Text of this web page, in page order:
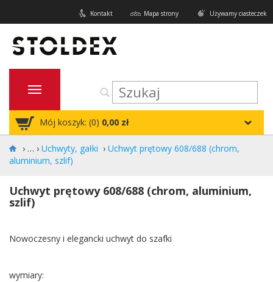
Używamy ciasteczek
Mapa strony
Kontakt
Mój koszyk: (0) 0,00 zł
› Uchwyty, gałki › Uchwyt prętowy 608/688 (chrom,
aluminium, szlif)
Uchwyt prętowy 608/688 (chrom, aluminium,
szlif)
Nowoczesny i elegancki uchwyt do szafki
wymiary: